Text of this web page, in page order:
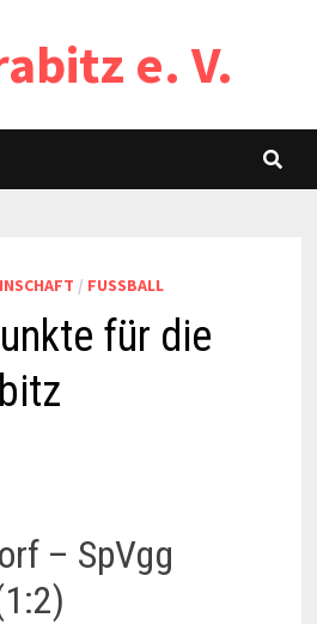
e. V.
/ FUSSBALL
für die
– SpVgg